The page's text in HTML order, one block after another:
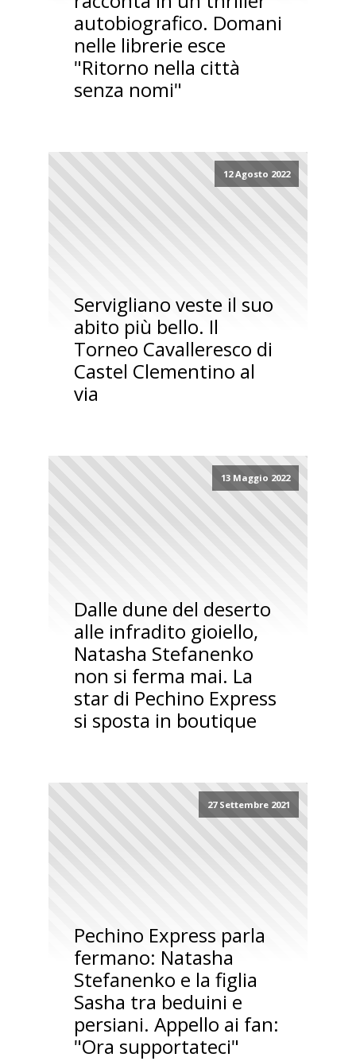
autobiografico. Domani
nelle librerie esce
"Ritorno nella città
senza nomi"
12 Agosto 2022
Servigliano veste il suo
abito più bello. Il
Torneo Cavalleresco di
Castel Clementino al
via
13 Maggio 2022
Dalle dune del deserto
alle infradito gioiello,
Natasha Stefanenko
non si ferma mai. La
star di Pechino Express
si sposta in boutique
27 Settembre 2021
Pechino Express parla
fermano: Natasha
Stefanenko e la figlia
Sasha tra beduini e
persiani. Appello ai fan:
"Ora supportateci"